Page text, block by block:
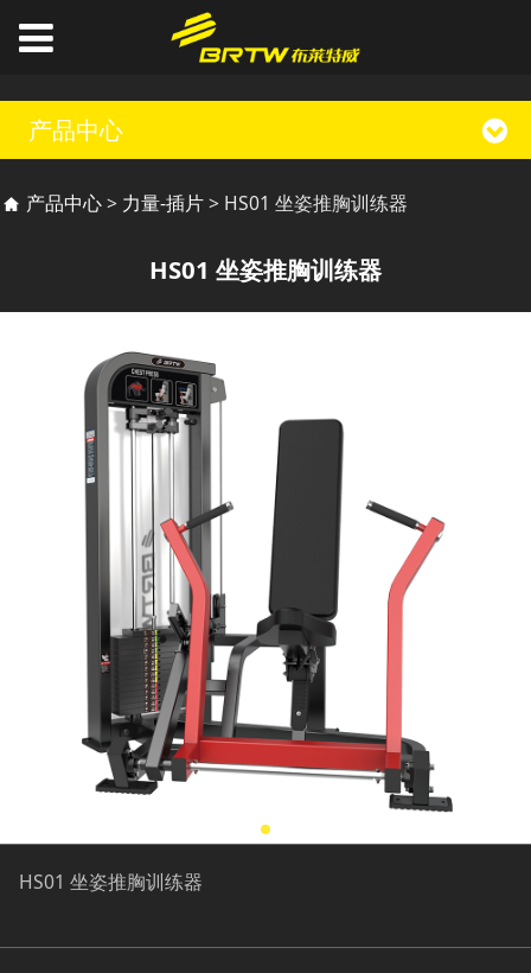
产品中心
HS01 坐姿推胸训练器
产品中心> 力量-插片> HS01 坐姿推胸训练器
HS01 坐姿推胸训练器
HS01 坐姿推胸训练器